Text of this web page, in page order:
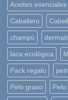
Aceites esenciales
Caballero
champú
laca ecológica
Pack regalo
Pelo graso Pelo